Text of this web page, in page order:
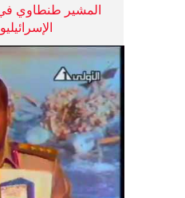
ملحمة
المشير طنطاوي